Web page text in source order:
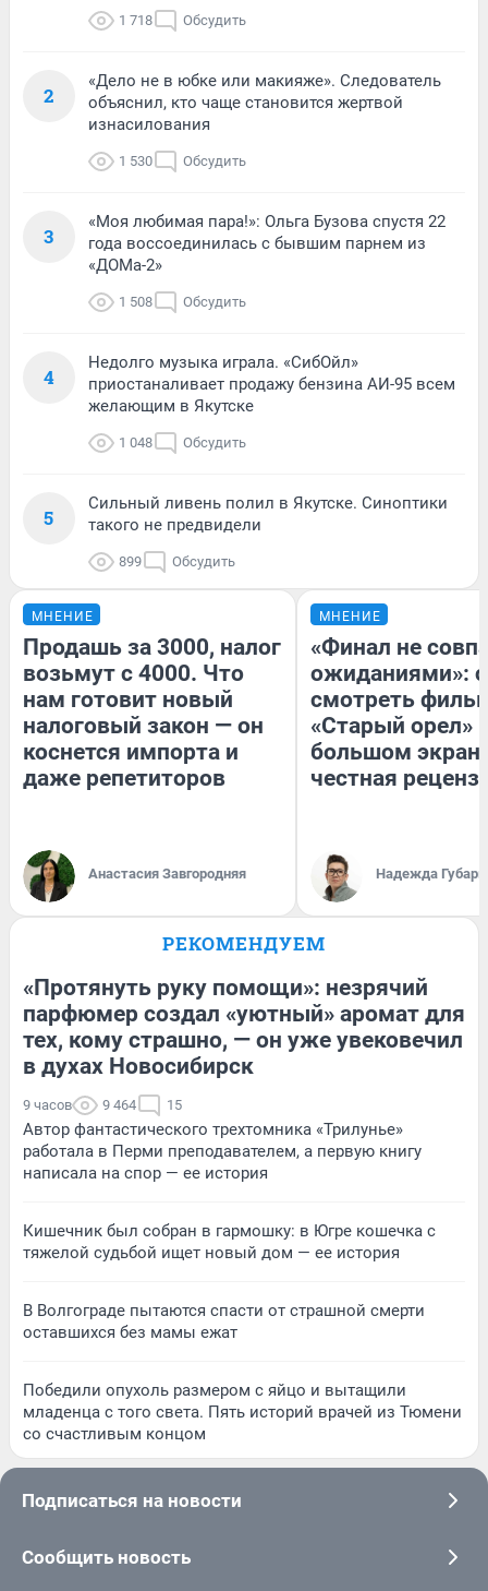
1 718 Обсудить
2
«Дело не в юбке или макияже». Следователь
объяснил, кто чаще становится жертвой
изнасилования
1 530 Обсудить
3
«Моя любимая пара!»: Ольга Бузова спустя 22
года воссоединилась с бывшим парнем из
«ДОМа-2»
1 508 Обсудить
4
Недолго музыка играла. «СибОйл»
приостаналивает продажу бензина АИ-95 всем
желающим в Якутске
1 048 Обсудить
5
Сильный ливень полил в Якутске. Синоптики
такого не предвидели
899 Обсудить
МНЕНИЕ
Продашь за 3000, налог
возьмут с 4000. Что
нам готовит новый
налоговый закон — он
коснется импорта и
даже репетиторов
Анастасия Завгородняя
МНЕНИЕ
«Финал не
ожиданиями»:
смотреть
«Старый орел»
большом
честная
Надежда Губарь
РЕКОМЕНДУЕМ
«Протянуть руку помощи»: незрячий
парфюмер создал «уютный» аромат для
тех, кому страшно, — он уже увековечил
в духах Новосибирск
9 часов 9 464 15
Автор фантастического трехтомника «Трилунье»
работала в Перми преподавателем, а первую книгу
написала на спор — ее история
Кишечник был собран в гармошку: в Югре кошечка с
тяжелой судьбой ищет новый дом — ее история
В Волгограде пытаются спасти от страшной смерти
оставшихся без мамы ежат
Победили опухоль размером с яйцо и вытащили
младенца с того света. Пять историй врачей из Тюмени
со счастливым концом
Подписаться на новости
Сообщить новость